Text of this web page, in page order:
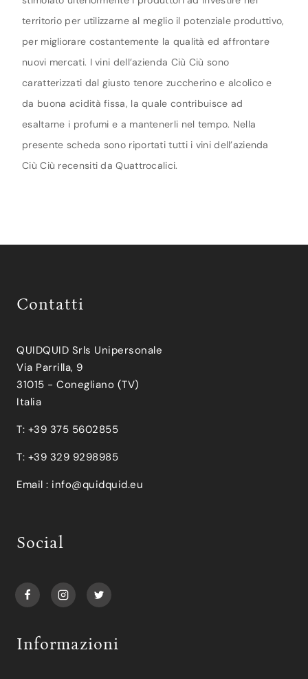
territorio per utilizzarne al meglio il potenziale produttivo,
per migliorare costantemente la qualità ed affrontare
nuovi mercati. I vini dell’azienda Ciù Ciù sono
caratterizzati dal giusto tenore zuccherino e alcolico e
da buona acidità fissa, la quale contribuisce ad
esaltarne i profumi e a mantenerli nel tempo. Nella
presente scheda sono riportati tutti i vini dell’azienda
Ciù Ciù recensiti da Quattrocalici.
Contatti
QUIDQUID Srls Unipersonale
Via Parrilla, 9
31015 - Conegliano (TV)
Italia
T: +39 375 5602855
T: +39 329 9298985
Email : info@quidquid.eu
Social
Informazioni